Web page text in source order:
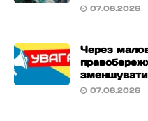
07.08.2026
Через
зменшувати
07.08.2026